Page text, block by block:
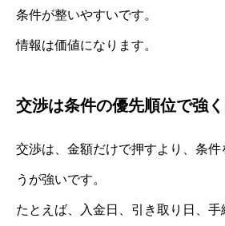
条件が整いやすいです。
情報は価値になります。
交渉は条件の優先順位で強
交渉は、金額だけで押すより、条
うが強いです。
たとえば、入金日、引き取り日、